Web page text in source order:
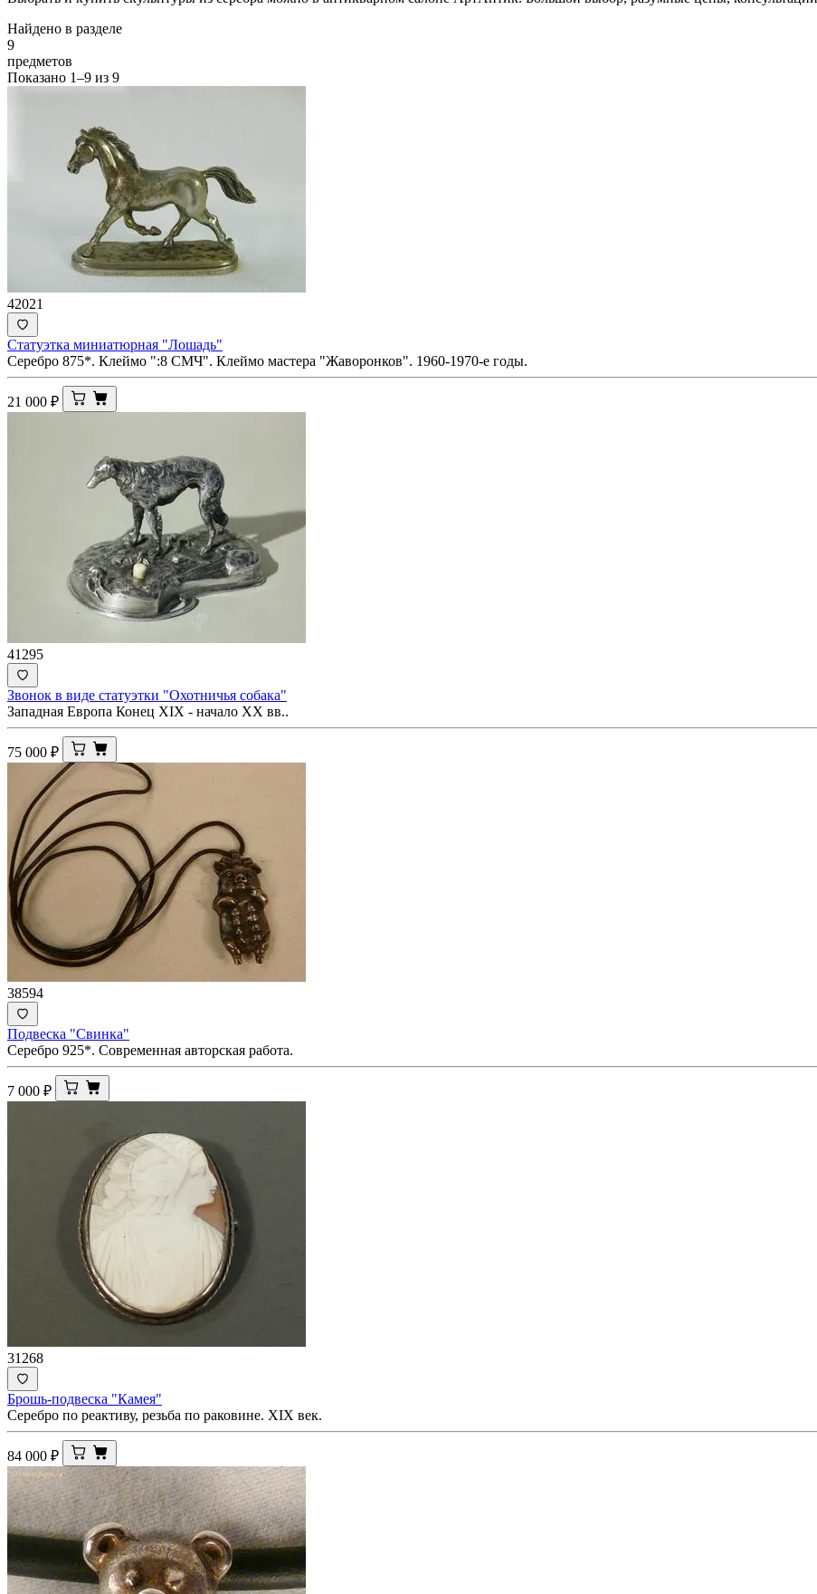
Найдено в разделе
9
предметов
Показано 1–9 из 9
42021
Статуэтка миниатюрная "Лошадь"
Серебро 875*. Клеймо ":8 СМЧ". Клеймо мастера "Жаворонков". 1960-1970-е годы.
21 000 ₽
41295
Звонок в виде статуэтки "Охотничья собака"
Западная Европа Конец XIX - начало XX вв..
75 000 ₽
38594
Подвеска "Свинка"
Серебро 925*. Современная авторская работа.
7 000 ₽
31268
Брошь-подвеска "Камея"
Серебро по реактиву, резьба по раковине. XIX век.
84 000 ₽